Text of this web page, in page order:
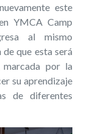
este
YMCA Camp
al mismo
que esta será
marcada por la
su aprendizaje
de diferentes